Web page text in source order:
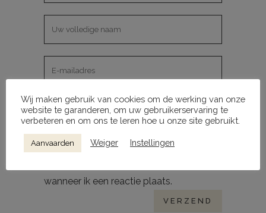
Mijn naam, e-mail en site opslaan in
wanneer ik een reactie plaats.
Wij maken gebruik van cookies om de werking van onze
website te garanderen, om uw gebruikerservaring te
verbeteren en om ons te leren hoe u onze site gebruikt.
Aanvaarden Weiger Instellingen